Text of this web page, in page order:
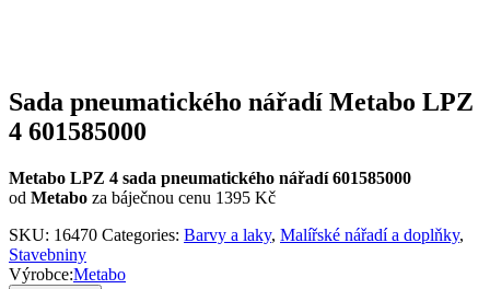
Sada pneumatického nářadí Metabo LPZ
4 601585000
Metabo LPZ 4 sada pneumatického nářadí 601585000
od Metabo za báječnou cenu 1395 Kč
SKU: 16470 Categories: Barvy a laky, Malířské nářadí a doplňky,
Stavebniny
Výrobce:Metabo